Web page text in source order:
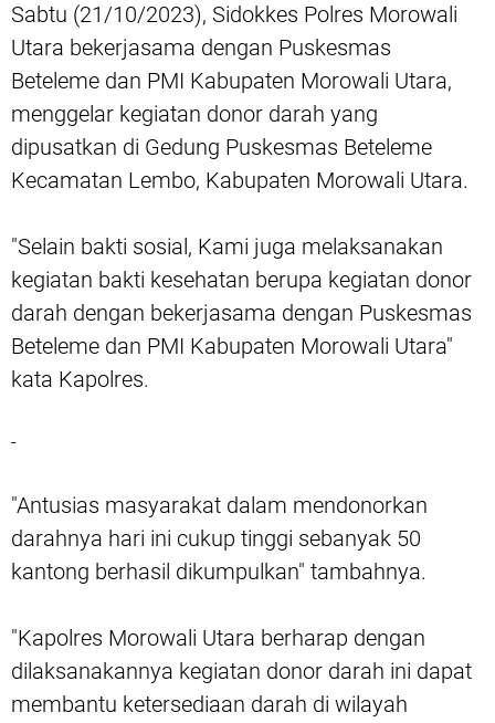
Sabtu (21/10/2023), Sidokkes Polres Morowali
Utara bekerjasama dengan Puskesmas
Beteleme dan PMI Kabupaten Morowali Utara,
menggelar kegiatan donor darah yang
dipusatkan di Gedung Puskesmas Beteleme
Kecamatan Lembo, Kabupaten Morowali Utara.
"Selain bakti sosial, Kami juga melaksanakan
kegiatan bakti kesehatan berupa kegiatan donor
darah dengan bekerjasama dengan Puskesmas
Beteleme dan PMI Kabupaten Morowali Utara"
kata Kapolres.
-
"Antusias masyarakat dalam mendonorkan
darahnya hari ini cukup tinggi sebanyak 50
kantong berhasil dikumpulkan" tambahnya.
"Kapolres Morowali Utara berharap dengan
dilaksanakannya kegiatan donor darah ini dapat
membantu ketersediaan darah di wilayah